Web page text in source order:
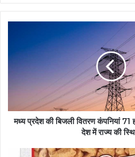
बिजली
करोड़
मध्य प्रदेश की बिजली वितरण कंपनियां
देश में राज्य की